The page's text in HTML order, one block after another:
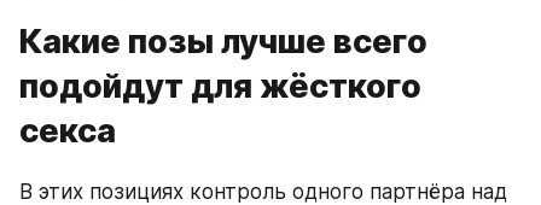
Какие позы лучше всего
подойдут для жёсткого
секса
В этих позициях контроль одного партнёра над